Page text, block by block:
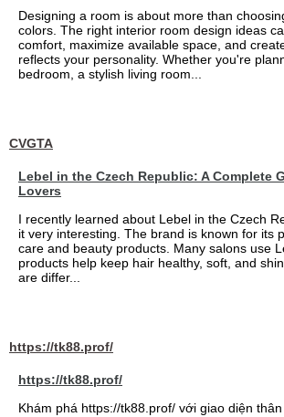
Designing a room is about more than
colors. The right interior room design ideas
comfort, maximize available space, and
reflects your personality. Whether you're
bedroom, a stylish living room...
CVGTA
Lebel in the Czech Republic: A Complete
Lovers
I recently learned about Lebel in the Czech
it very interesting. The brand is known for its
care and beauty products. Many salons use
products help keep hair healthy, soft, and
are differ...
https://tk88.prof/
https://tk88.prof/
Khám phá https://tk88.prof/ với giao diện